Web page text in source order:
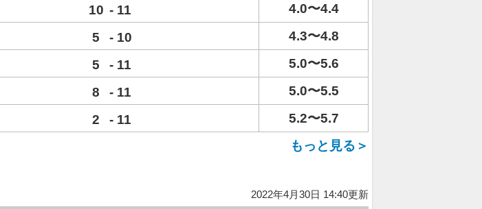
10 - 11
4.0〜4.4
5 - 10
4.3〜4.8
5 - 11
5.0〜5.6
8 - 11
5.0〜5.5
2 - 11
5.2〜5.7
もっと見る＞
2022年4月30日 14:40更新